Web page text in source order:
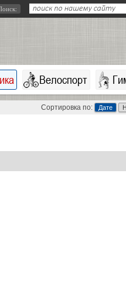
Велоспорт
Сортировка по: Дате